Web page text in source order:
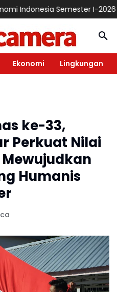
Semester I-2026
Ekonomi Lingkungan
ke-33,
Perkuat Nilai
Humanis